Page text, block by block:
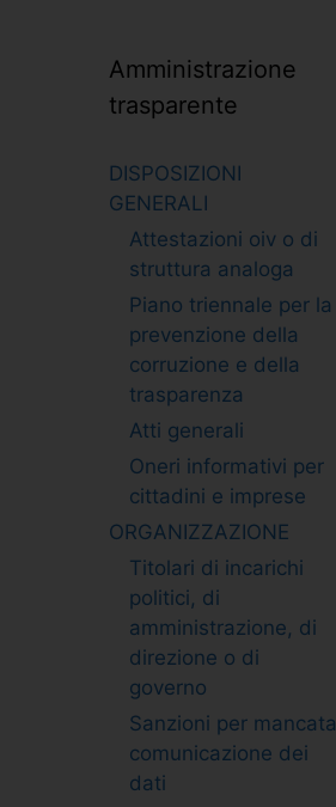
Amministrazione
trasparente
DISPOSIZIONI
GENERALI
Attestazioni oiv o di
struttura analoga
Piano triennale per la
prevenzione della
corruzione e della
trasparenza
Atti generali
Oneri informativi per
cittadini e imprese
ORGANIZZAZIONE
Titolari di incarichi
politici, di
amministrazione, di
direzione o di
governo
Sanzioni per mancata
comunicazione dei
dati